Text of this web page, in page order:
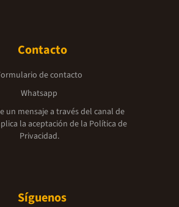
Contacto
de contacto
Whatsapp
un mensaje a través del canal de
la aceptación de la Política de
Privacidad.
Síguenos